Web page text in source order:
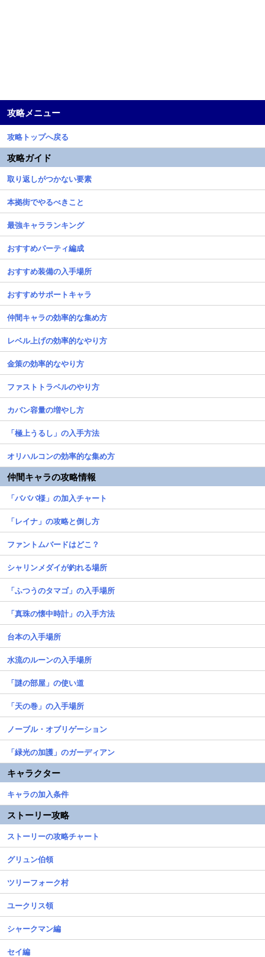
攻略メニュー
攻略トップへ戻る
攻略ガイド
取り返しがつかない要素
本拠街でやるべきこと
最強キャラランキング
おすすめパーティ編成
おすすめ装備の入手場所
おすすめサポートキャラ
仲間キャラの効率的な集め方
レベル上げの効率的なやり方
金策の効率的なやり方
ファストトラベルのやり方
カバン容量の増やし方
「極上うるし」の入手方法
オリハルコンの効率的な集め方
仲間キャラの攻略情報
「バババ様」の加入チャート
「レイナ」の攻略と倒し方
ファントムバードはどこ？
シャリンメダイが釣れる場所
「ふつうのタマゴ」の入手場所
「真珠の懐中時計」の入手方法
台本の入手場所
水流のルーンの入手場所
「謎の部屋」の使い道
「天の巻」の入手場所
ノーブル・オブリゲーション
「緑光の加護」のガーディアン
キャラクター
キャラの加入条件
ストーリー攻略
ストーリーの攻略チャート
グリュン伯領
ツリーフォーク村
ユークリス領
シャークマン編
セイ編